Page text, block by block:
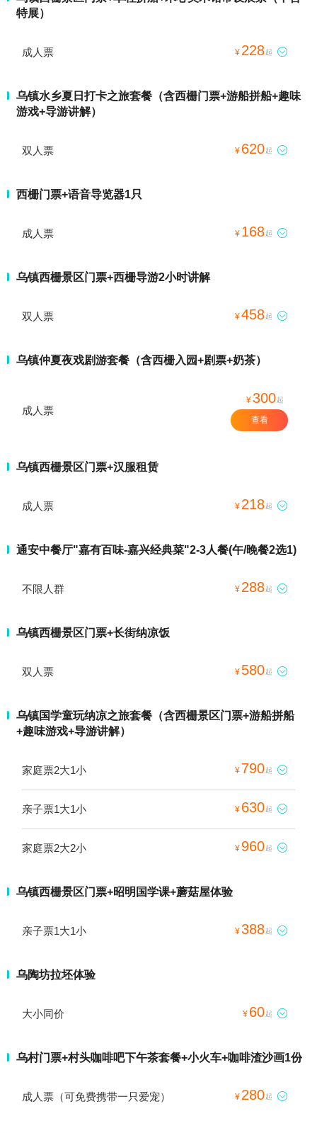
特展）
成人票 ¥ 228起 
乌镇水乡夏日打卡之旅套餐（含西栅门票+游船拼船+趣味
游戏+导游讲解）
双人票 ¥ 620起 
西栅门票+语音导览器1只
成人票 ¥ 168起 
乌镇西栅景区门票+西栅导游2小时讲解
双人票 ¥458起 
乌镇仲夏夜戏剧游套餐（含西栅入园+剧票+奶茶）
成人票
¥300起
查看
乌镇西栅景区门票+汉服租赁
成人票 ¥ 218起 
通安中餐厅"嘉有百味-嘉兴经典菜"2-3人餐(午/晚餐2选1)
不限人群 ¥ 288起 
乌镇西栅景区门票+长街纳凉饭
双人票 ¥ 580起 
乌镇国学童玩纳凉之旅套餐（含西栅景区门票+游船拼船
+趣味游戏+导游讲解）
家庭票2大1小 ¥ 790起 
亲子票1大1小 ¥ 630起 
家庭票2大2小 ¥ 960起 
乌镇西栅景区门票+昭明国学课+蘑菇屋体验
亲子票1大1小 ¥388起 
乌陶坊拉坯体验
大小同价 ¥ 60起 
乌村门票+村头咖啡吧下午茶套餐+小火车+咖啡渣沙画1份
成人票（可免费携带一只爱宠） ¥ 280起 